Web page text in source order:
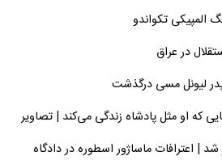
المپیکی تکواندو
لیونل مسی درگذشت
که او مثل پادشاه زندگی می‌کند | تصاویر
| اعترافات ماساژور اسطوره در دادگاه